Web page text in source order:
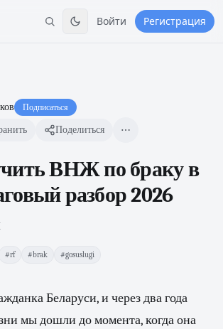
Войти Регистрация
Подписаться
Поделиться
ВНЖ по браку в
разбор 2026
#rf #brak #gosuslugi
Беларуси, и через два года
мы дошли до момента, когда она